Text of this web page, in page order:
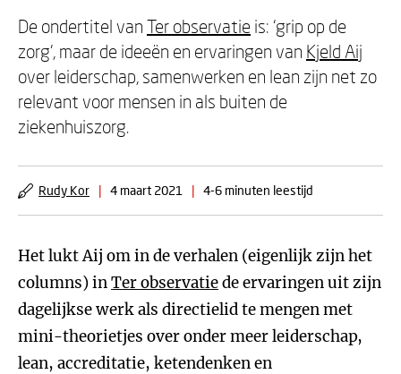
De ondertitel van Ter observatie is: ‘grip op de
zorg', maar de ideeën en ervaringen van Kjeld Aij
over leiderschap, samenwerken en lean zijn net zo
relevant voor mensen in als buiten de
ziekenhuiszorg.
Rudy Kor | 4 maart 2021 | 4-6 minuten leestijd
Het lukt Aij om in de verhalen (eigenlijk zijn het
columns) inTer observatiede ervaringen uit zijn
dagelijkse werk als directielid te mengen met
mini-theorietjes over onder meer leiderschap,
lean, accreditatie, ketendenken en